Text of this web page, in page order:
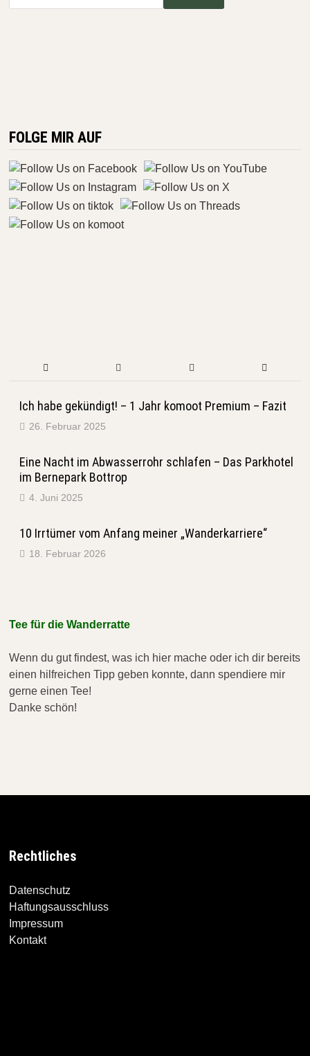
FOLGE MIR AUF
Ich habe gekündigt! – 1 Jahr komoot Premium – Fazit
26. Februar 2025
Eine Nacht im Abwasserrohr schlafen – Das Parkhotel
im Bernepark Bottrop
4. Juni 2025
10 Irrtümer vom Anfang meiner „Wanderkarriere“
18. Februar 2026
Tee für die Wanderratte
Wenn du gut findest, was ich hier mache oder ich dir bereits
einen hilfreichen Tipp geben konnte, dann spendiere mir
gerne einen Tee!
Danke schön!
Rechtliches
Datenschutz
Haftungsausschluss
Impressum
Kontakt